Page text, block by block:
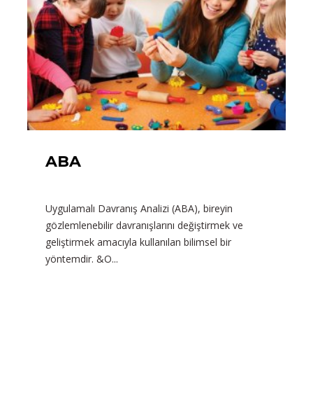
ABA
Uygulamalı Davranış Analizi (ABA), bireyin
gözlemlenebilir davranışlarını değiştirmek ve
geliştirmek amacıyla kullanılan bilimsel bir
yöntemdir. &O...